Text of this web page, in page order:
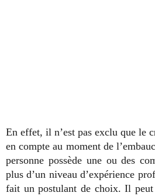
En effet, il n’est pas exclu que le
en compte au moment de
personne possède une ou des
plus d’un niveau d’expérience
fait un postulant de choix. Il peut